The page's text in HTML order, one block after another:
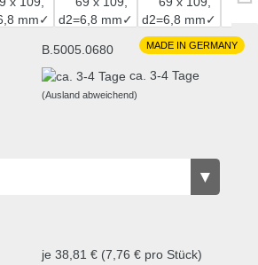
MADE IN GERMANY
B.5005.0680
ca. 3-4 Tage
(Ausland abweichend)
je 38,81 € (7,76 € pro Stück)